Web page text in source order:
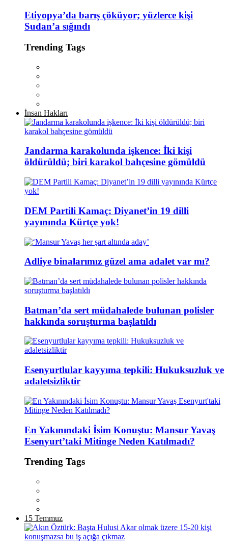
Etiyopya’da barış çöküyor; yüzlerce kişi
Sudan’a sığındı
Trending Tags
İnsan Hakları
Jandarma karakolunda işkence: İki kişi
öldürüldü; biri karakol bahçesine gömüldü
DEM Partili Kamaç: Diyanet’in 19 dilli
yayınında Kürtçe yok!
Adliye binalarımız güzel ama adalet var mı?
Batman’da sert müdahalede bulunan polisler
hakkında soruşturma başlatıldı
Esenyurtlular kayyıma tepkili: Hukuksuzluk ve
adaletsizliktir
En Yakınındaki İsim Konuştu: Mansur Yavaş
Esenyurt’taki Mitinge Neden Katılmadı?
Trending Tags
15 Temmuz